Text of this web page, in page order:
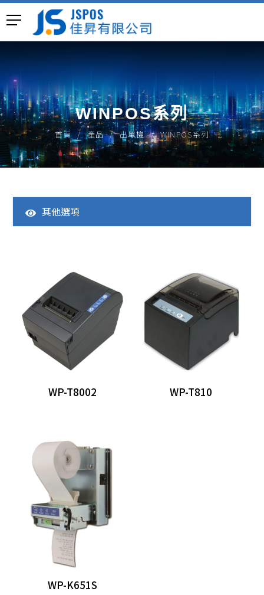
WINPOS系列
首頁 產品 出單機 WINPOS系列
其他選項
全部產品
分離式POS主機
Panel PC
自助點餐機
客顯/觸控螢幕
EPSON系列
WINPOS系列
BIRCH系列
HPRT系列
條碼標籤機
收銀錢櫃
WP-T8002 WP-T810
WP-K651S